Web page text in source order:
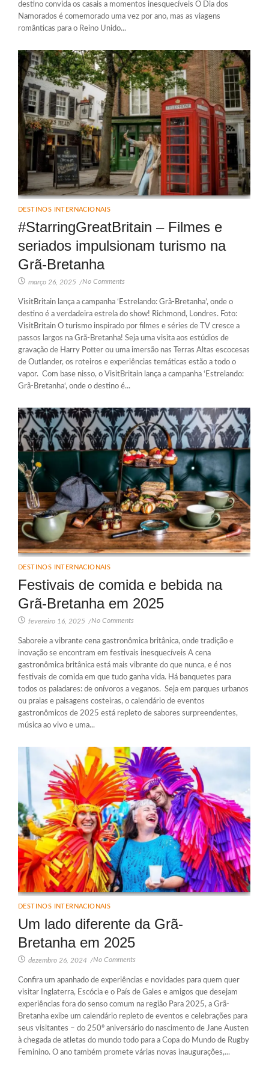
destino convida os casais a momentos inesquecíveis O Dia dos
Namorados é comemorado uma vez por ano, mas as viagens
românticas para o Reino Unido...
DESTINOS INTERNACIONAIS
#StarringGreatBritain – Filmes e
seriados impulsionam turismo na
Grã-Bretanha
março 26, 2025 /No Comments
VisitBritain lança a campanha ‘Estrelando: Grã-Bretanha’, onde o
destino é a verdadeira estrela do show! Richmond, Londres. Foto:
VisitBritain O turismo inspirado por filmes e séries de TV cresce a
passos largos na Grã-Bretanha! Seja uma visita aos estúdios de
gravação de Harry Potter ou uma imersão nas Terras Altas escocesas
de Outlander, os roteiros e experiências temáticas estão a todo o
vapor. Com base nisso, o VisitBritain lança a campanha ‘Estrelando:
Grã-Bretanha‘, onde o destino é...
DESTINOS INTERNACIONAIS
Festivais de comida e bebida na
Grã-Bretanha em 2025
fevereiro 16, 2025 /No Comments
Saboreie a vibrante cena gastronômica britânica, onde tradição e
inovação se encontram em festivais inesquecíveis A cena
gastronômica britânica está mais vibrante do que nunca, e é nos
festivais de comida em que tudo ganha vida. Há banquetes para
todos os paladares: de onívoros a veganos. Seja em parques urbanos
ou praias e paisagens costeiras, o calendário de eventos
gastronômicos de 2025 está repleto de sabores surpreendentes,
música ao vivo e uma...
DESTINOS INTERNACIONAIS
Um lado diferente da Grã-
Bretanha em 2025
dezembro 26, 2024 /No Comments
Confira um apanhado de experiências e novidades para quem quer
visitar Inglaterra, Escócia e o País de Gales e amigos que desejam
experiências fora do senso comum na região Para 2025, a Grã-
Bretanha exibe um calendário repleto de eventos e celebrações para
seus visitantes – do 250º aniversário do nascimento de Jane Austen
à chegada de atletas do mundo todo para a Copa do Mundo de Rugby
Feminino. O ano também promete várias novas inaugurações,...